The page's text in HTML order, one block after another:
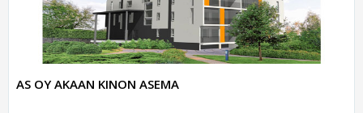
AS OY AKAAN KINON ASEMA